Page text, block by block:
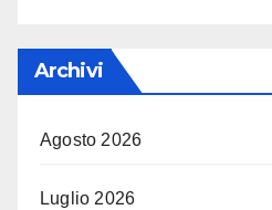
Archivi
Agosto 2026
Luglio 2026